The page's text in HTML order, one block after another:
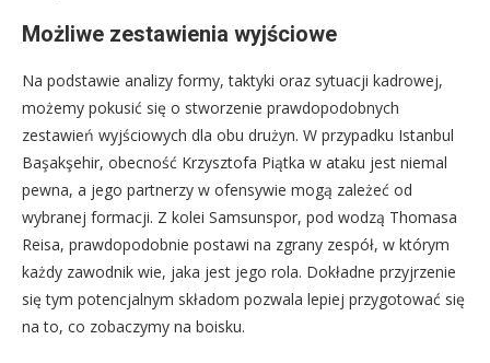
Możliwe zestawienia wyjściowe
Na podstawie analizy formy, taktyki oraz sytuacji kadrowej,
możemy pokusić się o stworzenie prawdopodobnych
zestawień wyjściowych dla obu drużyn. W przypadku Istanbul
Başakşehir, obecność Krzysztofa Piątka w ataku jest niemal
pewna, a jego partnerzy w ofensywie mogą zależeć od
wybranej formacji. Z kolei Samsunspor, pod wodzą Thomasa
Reisa, prawdopodobnie postawi na zgrany zespół, w którym
każdy zawodnik wie, jaka jest jego rola. Dokładne przyjrzenie
się tym potencjalnym składom pozwala lepiej przygotować się
na to, co zobaczymy na boisku.